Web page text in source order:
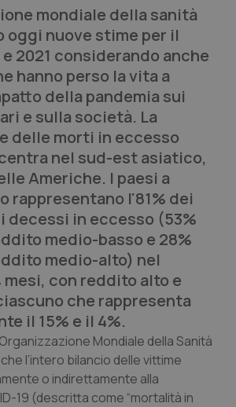
Giulia
& coronaropatie
mondiale della sanità
oggi nuove stime per il
2021 considerando anche
hanno perso la vita a
della pandemia sui
e sulla società. La
delle morti in eccesso
nel sud-est asiatico,
Americhe. I paesi a
rappresentano l'81% dei
decessi in eccesso (53%
medio-basso e 28%
medio-alto) nel
con reddito alto e
che rappresenta
il 15% e il 4%.
Mondiale della Sanità
l’intero bilancio delle vittime
o indirettamente alla
19 (descritta come “mortalità in